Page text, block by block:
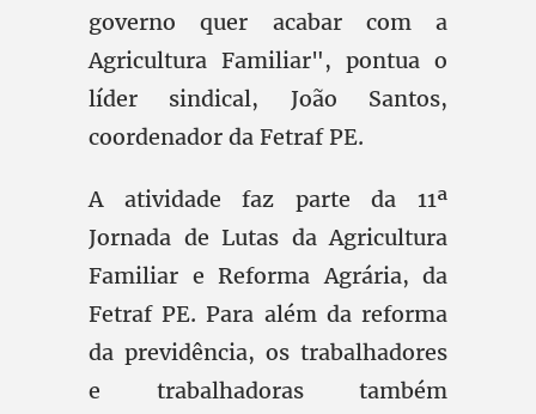
governo quer acabar com a
Agricultura Familiar", pontua o
líder sindical, João Santos,
coordenador da Fetraf PE.
A atividade faz parte da 11ª
Jornada de Lutas da Agricultura
Familiar e Reforma Agrária, da
Fetraf PE. Para além da reforma
da previdência, os trabalhadores
e trabalhadoras também